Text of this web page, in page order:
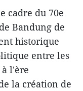
cadre du 70e
Bandung de
historique
entre les
l'ère
la création de